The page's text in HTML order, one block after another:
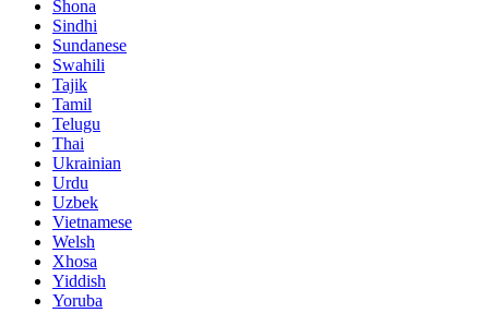
Shona
Sindhi
Sundanese
Swahili
Tajik
Tamil
Telugu
Thai
Ukrainian
Urdu
Uzbek
Vietnamese
Welsh
Xhosa
Yiddish
Yoruba